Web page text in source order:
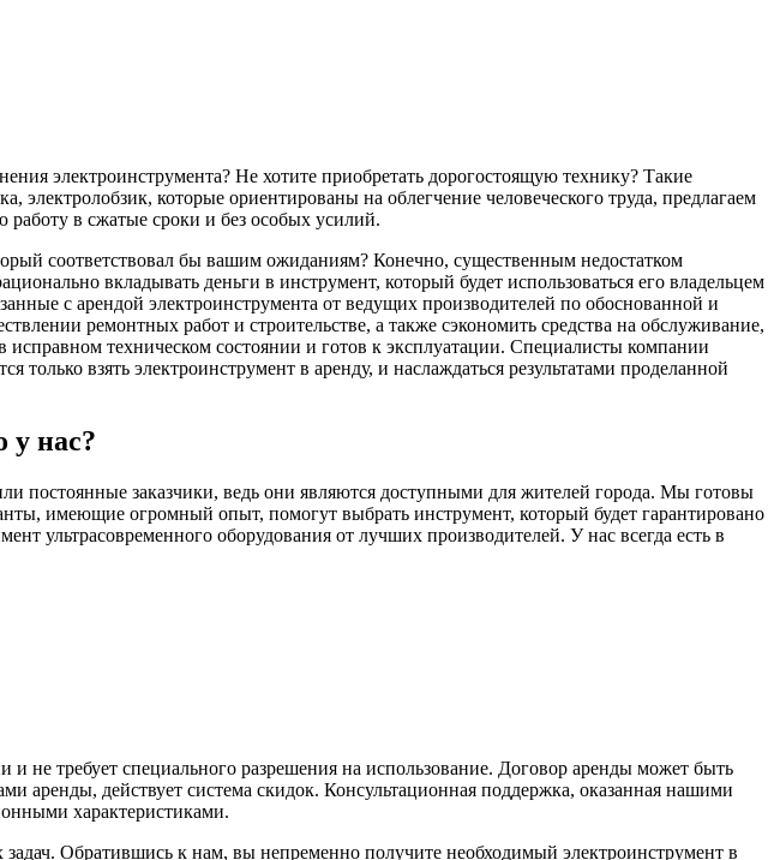
электроинструмента? Не хотите приобретать дорогостоящую технику? Такие
которые ориентированы на облегчение человеческого труда, предлагаем
в сжатые сроки и без особых усилий.
соответствовал бы вашим ожиданиям? Конечно, существенным недостатком
вкладывать деньги в инструмент, который будет использоваться его владельцем
с арендой электроинструмента от ведущих производителей по обоснованной и
ремонтных работ и строительстве, а также сэкономить средства на обслуживание,
техническом состоянии и готов к эксплуатации. Специалисты компании
взять электроинструмент в аренду, и наслаждаться результатами проделанной
у нас?
постоянные заказчики, ведь они являются доступными для жителей города. Мы готовы
имеющие огромный опыт, помогут выбрать инструмент, который будет гарантировано
ультрасовременного оборудования от лучших производителей. У нас всегда есть в
не требует специального разрешения на использование. Договор аренды может быть
аренды, действует система скидок. Консультационная поддержка, оказанная нашими
характеристиками.
Обратившись к нам, вы непременно получите необходимый электроинструмент в